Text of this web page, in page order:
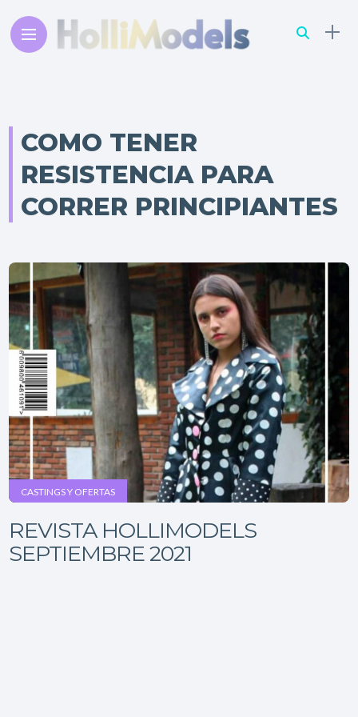
COMO TENER
RESISTENCIA PARA
CORRER PRINCIPIANTES
CASTINGS Y OFERTAS
REVISTA HOLLIMODELS
SEPTIEMBRE 2021